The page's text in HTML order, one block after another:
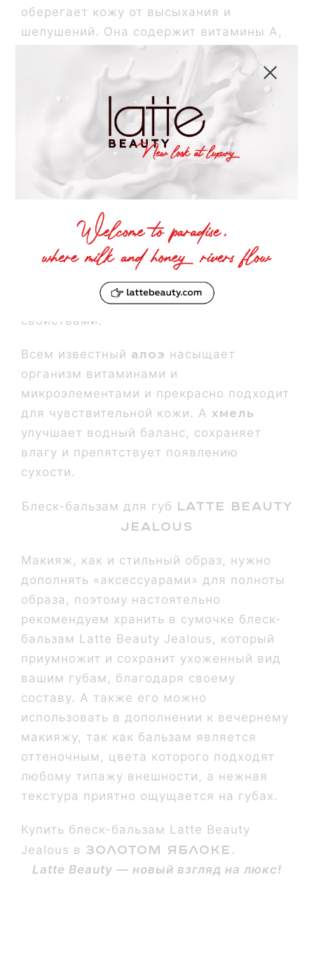
оберегает кожу от высыхания и
шелушений. Она содержит витамины А,
D, Е и К, которые часто находятся в
дефиците. Витамин Е помогает улучшить
поверхность кожи, делая ее
Древние греки использовали оливковое
для защиты от UV-лучей —
удивительно, что целебные свойства
этого масла мы используем и сейчас,
добавляя его в блески для губ и кремы.
Помимо защиты от вредного
воздействия окружающей среды,
оливковое масло также обладает
увлажняющим и питательным
свойствами.
Всем известный алоэ насыщает
организм витаминами и
микроэлементами и прекрасно подходит
для чувствительной кожи. А хмель
улучшает водный баланс, сохраняет
влагу и препятствует появлению
сухости.
Блеск-бальзам для губ Latte Beauty
Jealous
Макияж, как и стильный образ, нужно
дополнять «аксессуарами» для полноты
образа, поэтому настоятельно
рекомендуем хранить в сумочке блеск-
бальзам Latte Beauty Jealous, который
приумножит и сохранит ухоженный вид
вашим губам, благодаря своему
составу. А также его можно
использовать в дополнении к вечернему
макияжу, так как бальзам является
оттеночным, цвета которого подходят
любому типажу внешности, а нежная
текстура приятно ощущается на губах.
Купить блеск-бальзам Latte Beauty
Jealous в ЗОЛОТОМ ЯБЛОКЕ .
Latte Beauty — новый взгляд на люкс!